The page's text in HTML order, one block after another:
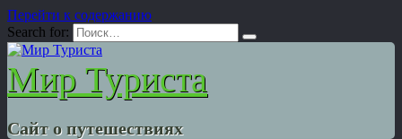
Перейти к содержанию
Search for:
Мир Туриста
Сайт о путешествиях